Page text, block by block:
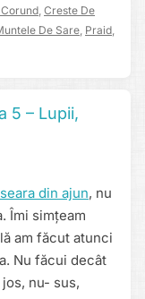
Creste De
De Sare Praid
5 – Lupii,
din ajun, nu
Îmi simțeam
am făcut atunci
Nu făcui decât
nu- sus,